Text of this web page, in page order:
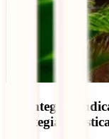
20. Integrar
estrategia